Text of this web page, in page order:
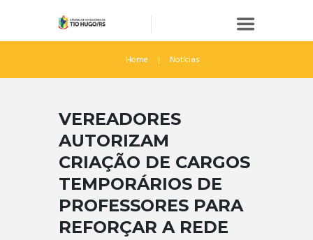
Home Notícias
VEREADORES
AUTORIZAM
CRIAÇÃO DE CARGOS
TEMPORÁRIOS DE
PROFESSORES PARA
REFORÇAR A REDE